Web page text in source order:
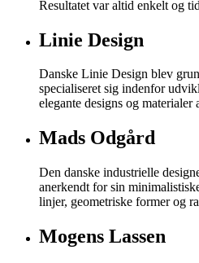
Resultatet var altid enkelt og
Linie Design
Danske Linie Design blev
specialiseret sig indenfor
elegante designs og materialer
Mads Odgård
Den danske industrielle
anerkendt for sin
linjer, geometriske former og
Mogens Lassen